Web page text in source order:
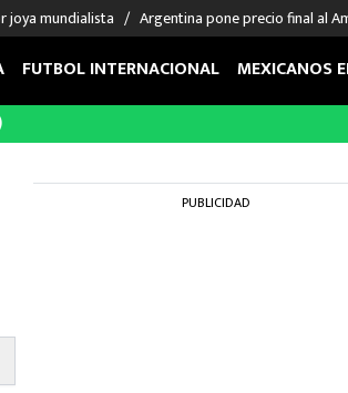
joya mundialista Argentina pone precio final al
FUTBOL INTERNACIONAL MEXICANOS
PUBLICIDAD